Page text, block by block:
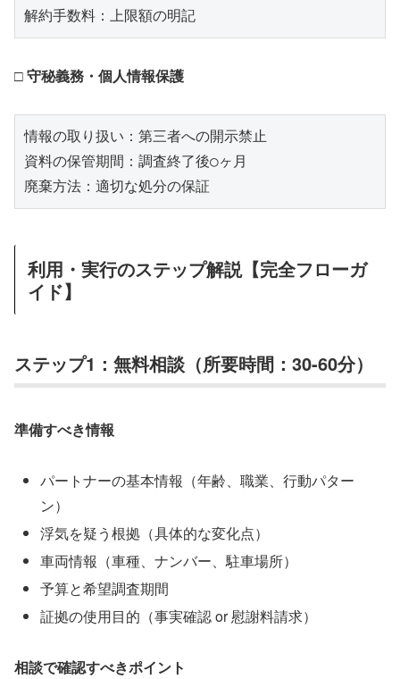
□ 守秘義務・個人情報保護
情報の取り扱い：第三者への開示禁止
資料の保管期間：調査終了後○ヶ月
利用・実行のステップ解説【完全フローガ
イド】
ステップ1：無料相談（所要時間：30-60分）
準備すべき情報
パートナーの基本情報（年齢、職業、行動パター
ン）
浮気を疑う根拠（具体的な変化点）
車両情報（車種、ナンバー、駐車場所）
予算と希望調査期間
証拠の使用目的（事実確認 or 慰謝料請求）
相談で確認すべきポイント